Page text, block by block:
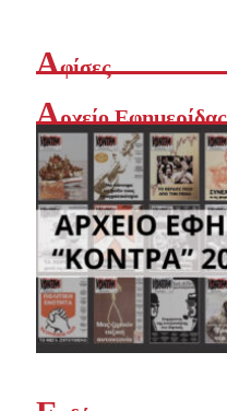
Αφίσες
Αρχείο Εφημερίδας